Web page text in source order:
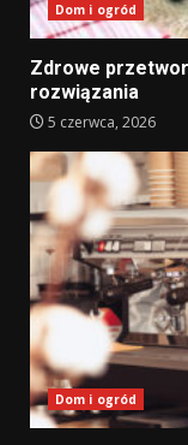
Dom i ogród
Zdrowe
rozwiązania
5 czerwca, 2026
Dom i ogród